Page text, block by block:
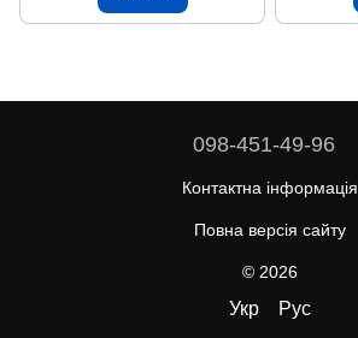
098-451-49-96
Контактна інформація
Повна версія сайту
© 2026
Укр Рус